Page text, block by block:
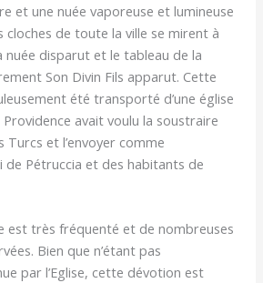
et une nuée vaporeuse et lumineuse
cloches de toute la ville se mirent à
nuée disparut et le tableau de la
Son Divin Fils apparut. Cette
été transporté d’une église
Providence avait voulu la soustraire
et l’envoyer comme
de Pétruccia et des habitants de
est très fréquenté et de nombreuses
Bien que n’étant pas
par l’Eglise, cette dévotion est